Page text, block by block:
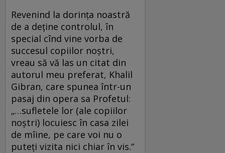
Revenind la dorința noastră
de a deține controlul, în
special cînd vine vorba de
succesul copiilor noștri,
vreau să vă las un citat din
autorul meu preferat, Khalil
Gibran, care spunea într-un
pasaj din opera sa Profetul:
„…sufletele lor (ale copiilor
noștri) locuiesc în casa zilei
de mîine, pe care voi nu o
puteţi vizita nici chiar în vis.“